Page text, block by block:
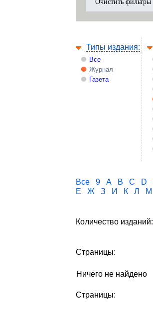
Типы издания:
Все
Журнал
Газета
Все 9 A B C D
Е
Ж З И К Л М
Количество изданий:
Страницы:
Ничего не найдено
Страницы: